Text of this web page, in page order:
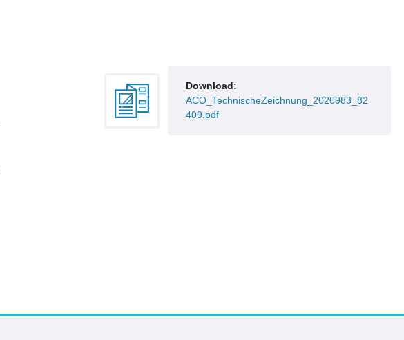
Download:
ACO_TechnischeZeichnung_2020983_82
409.pdf